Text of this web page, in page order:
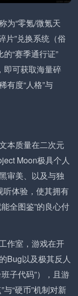
为“零氪/微氪天
片”兑换系统（俗
“赛季通行证”
即可获取海量碎
有度“人格”与
本质量在二次元
Moon极具个人
审美、以及与独
听体验，使其拥有
全图鉴”的良心付
作室，游戏在开
Bug以及极其反人
子代码”），且游
“硬币”机制对新